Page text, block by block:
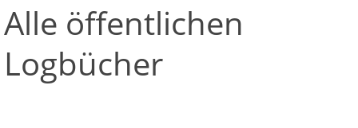
Navigation
Über Lobbypedia
Alle öffentlichen
Logbücher